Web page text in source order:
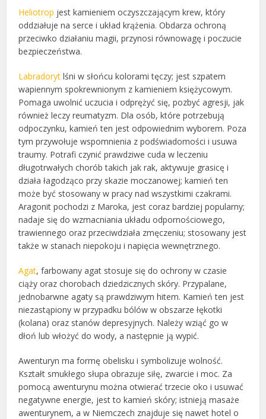
Heliotrop jest kamieniem oczyszczającym krew, który
oddziałuje na serce i układ krążenia. Obdarza ochroną
przeciwko działaniu magii, przynosi równowagę i poczucie
bezpieczeństwa.
Labradoryt lśni w słońcu kolorami tęczy; jest szpatem
wapiennym spokrewnionym z kamieniem księżycowym.
Pomaga uwolnić uczucia i odprężyć się, pozbyć agresji, jak
również leczy reumatyzm. Dla osób, które potrzebują
odpoczynku, kamień ten jest odpowiednim wyborem. Poza
tym przywołuje wspomnienia z podświadomości i usuwa
traumy. Potrafi czynić prawdziwe cuda w leczeniu
długotrwałych chorób takich jak rak, aktywuje grasicę i
działa łagodząco przy skazie moczanowej; kamień ten
może być stosowany w pracy nad wszystkimi czakrami.
Aragonit pochodzi z Maroka, jest coraz bardziej popularny;
nadaje się do wzmacniania układu odpornościowego,
trawiennego oraz przeciwdziała zmęczeniu; stosowany jest
także w stanach niepokoju i napięcia wewnętrznego.
Agat, farbowany agat stosuje się do ochrony w czasie
ciąży oraz chorobach dziedzicznych skóry. Przypalane,
jednobarwne agaty są prawdziwym hitem. Kamień ten jest
niezastąpiony w przypadku bólów w obszarze łękotki
(kolana) oraz stanów depresyjnych. Należy wziąć go w
dłoń lub włożyć do wody, a następnie ją wypić.
Awenturyn ma formę obelisku i symbolizuje wolność.
Kształt smukłego słupa obrazuje siłę, zwarcie i moc. Za
pomocą awenturynu można otwierać trzecie oko i usuwać
negatywne energie, jest to kamień skóry; istnieją masaże
awenturynem, a w Niemczech znajduje się nawet hotel o